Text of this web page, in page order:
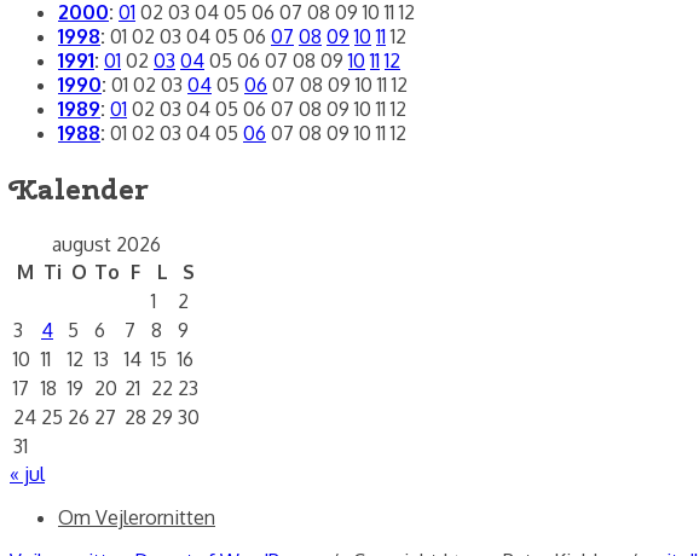
2000: 01 02 03 04 05 06 07 08 09 10 11 12
1998: 01 02 03 04 05 06 07 08 09 10 11 12
1991: 01 02 03 04 05 06 07 08 09 10 11 12
1990: 01 02 03 04 05 06 07 08 09 10 11 12
1989: 01 02 03 04 05 06 07 08 09 10 11 12
1988: 01 02 03 04 05 06 07 08 09 10 11 12
Kalender
august 2026
M Ti O To F L
S
1
2
3
4 5 6 7 8
9
10 11 12 13 14 15 16
17 18 19 20 21 22 23
24 25 26 27 28 29 30
31
« jul
Om Vejlerornitten